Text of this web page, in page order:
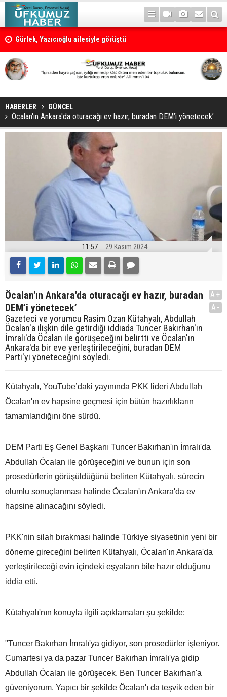
Gürlek, Yazıcıoğlu ailesiyle görüştü
HABERLER GÜNCEL
Öcalan'ın Ankara'da oturacağı ev hazır, buradan DEM’i yönetecek’
11:57 29 Kasım 2024
Öcalan'ın Ankara'da oturacağı ev hazır, buradan
DEM’i yönetecek’
Gazeteci ve yorumcu Rasim Ozan Kütahyalı, Abdullah
Öcalan'a ilişkin dile getirdiği iddiada Tuncer Bakırhan'ın
İmralı'da Öcalan ile görüşeceğini belirtti ve Öcalan'ın
Ankara'da bir eve yerleştirileceğini, buradan DEM
Parti'yi yöneteceğini söyledi.
A+
A-
Kütahyalı, YouTube’daki yayınında PKK lideri Abdullah
Öcalan'ın ev hapsine geçmesi için bütün hazırlıkların
tamamlandığını öne sürdü.
DEM Parti Eş Genel Başkanı Tuncer Bakırhan'ın İmralı'da
Abdullah Öcalan ile görüşeceğini ve bunun için son
prosedürlerin görüşüldüğünü belirten Kütahyalı, sürecin
olumlu sonuçlanması halinde Öcalan'ın Ankara'da ev
hapsine alınacağını söyledi.
PKK'nin silah bırakması halinde Türkiye siyasetinin yeni bir
döneme gireceğini belirten Kütahyalı, Öcalan'ın Ankara'da
yerleştirileceği evin içindeki eşyaların bile hazır olduğunu
iddia etti.
Kütahyalı'nın konuyla ilgili açıklamaları şu şekilde:
"Tuncer Bakırhan İmralı'ya gidiyor, son prosedürler işleniyor.
Cumartesi ya da pazar Tuncer Bakırhan İmralı'ya gidip
Abdullah Öcalan ile görüşecek. Ben Tuncer Bakırhan'a
güveniyorum. Yapıcı bir şekilde Öcalan'ı da teşvik eden bir